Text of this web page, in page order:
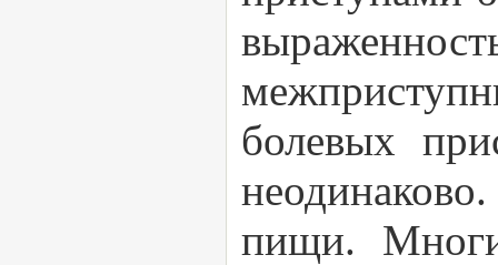
болевых
пищи.